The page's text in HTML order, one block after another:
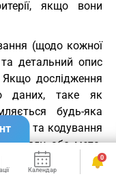
якщо вони
(щодо кожної
детальний опис
дослідження
даних, таке як
будь-яка
та кодування
огляду або мета-
інформаційних
відбору
Календар Сервіси
0